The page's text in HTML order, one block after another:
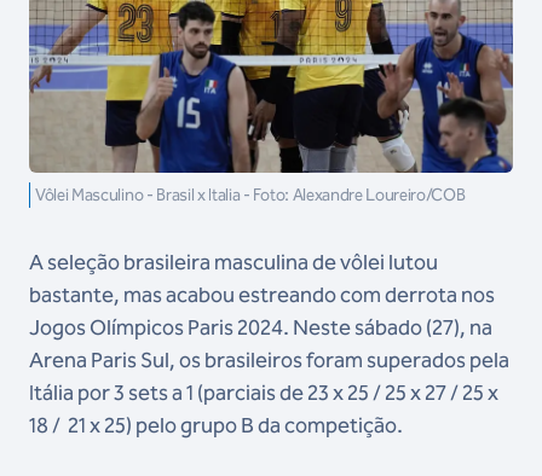
Vôlei Masculino - Brasil x Italia - Foto: Alexandre Loureiro/COB
A seleção brasileira masculina de vôlei lutou
bastante, mas acabou estreando com derrota nos
Jogos Olímpicos Paris 2024. Neste sábado (27), na
Arena Paris Sul, os brasileiros foram superados pela
Itália por 3 sets a 1 (parciais de 23 x 25 / 25 x 27 / 25 x
18 / 21 x 25) pelo grupo B da competição.